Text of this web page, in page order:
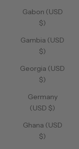
Gabon (USD
$)
Gambia (USD
$)
Georgia (USD
$)
Germany
(USD $)
Ghana (USD
$)